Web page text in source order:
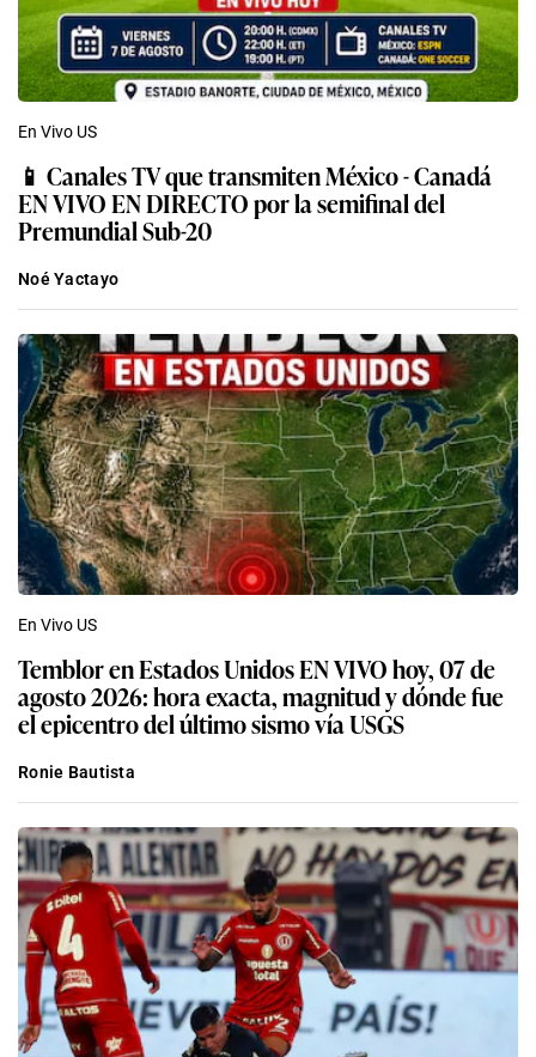
En Vivo US
📱 Canales TV que transmiten México - Canadá
EN VIVO EN DIRECTO por la semifinal del
Premundial Sub-20
Noé Yactayo
En Vivo US
Temblor en Estados Unidos EN VIVO hoy, 07 de
agosto 2026: hora exacta, magnitud y dónde fue
el epicentro del último sismo vía USGS
Ronie Bautista